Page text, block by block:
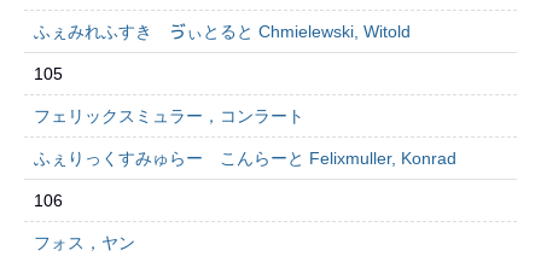
ふぇみれふすき ゔぃとると Chmielewski, Witold
105
フェリックスミュラー，コンラート
ふぇりっくすみゅらー こんらーと Felixmuller, Konrad
106
フォス，ヤン